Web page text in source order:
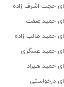
حجت اشرف زاده
حمید صفت
حمید طالب زاده
حمید عسگری
حمید هیراد
درخواستی